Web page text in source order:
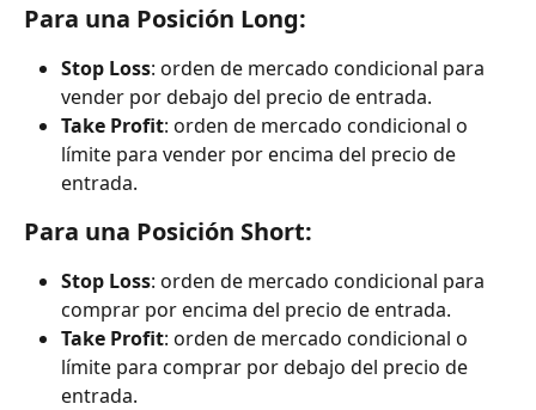
Para una Posición Long:
Stop Loss: orden de mercado condicional para
vender por debajo del precio de entrada.
Take Profit: orden de mercado condicional o
límite para vender por encima del precio de
entrada.
Para una Posición Short:
Stop Loss: orden de mercado condicional para
comprar por encima del precio de entrada.
Take Profit: orden de mercado condicional o
límite para comprar por debajo del precio de
entrada.